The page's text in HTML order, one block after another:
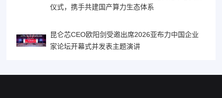
仪式，携手共建国产算力生态体系
昆仑芯CEO欧阳剑受邀出席2026亚布力中国企业
家论坛开幕式并发表主题演讲